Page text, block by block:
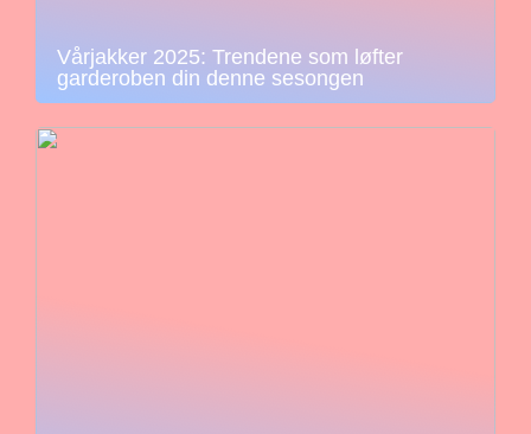
Vårjakker 2025: Trendene som løfter
garderoben din denne sesongen